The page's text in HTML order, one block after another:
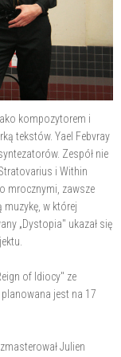
kompozytorem i
tekstów. Yael Febvray
Zespół nie
i Within
mrocznymi, zawsze
w której
„Dystopia" ukazał się
of Idiocy" ze
jest na 17
Julien